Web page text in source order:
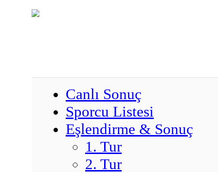
Canlı Sonuç
Sporcu Listesi
Eşlendirme & Sonuç
1. Tur
2. Tur